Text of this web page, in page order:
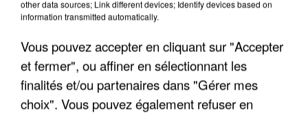
INTERPELLÉ EN ALGÉRIE
other data sources; Link different devices; Identify devices based on
information transmitted automatically.
Vous pouvez accepter en cliquant sur "Accepter
et fermer", ou affiner en sélectionnant les
finalités et/ou partenaires dans "Gérer mes
choix". Vous pouvez également refuser en